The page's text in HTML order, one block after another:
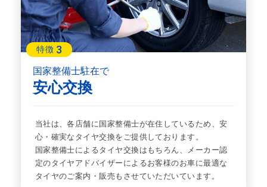
特徴 3
国家整備士駐在で
安心交換
当社は、各店舗に国家整備士が在住しているため、安
心・確実なタイヤ交換をご提供しております。
国家整備士によるタイヤ交換はもちろん、メーカー認
定のタイヤアドバイザーによるお客様のお車に最適な
タイヤのご案内・販売もさせていただいています。